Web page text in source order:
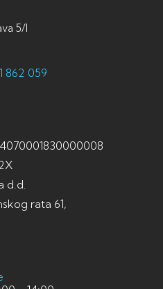
5/I
862 059
d.d.
rata 61,